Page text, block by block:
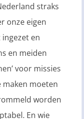
straks
onze eigen
en
en meiden
voor missies
maken moeten
worden
En wie